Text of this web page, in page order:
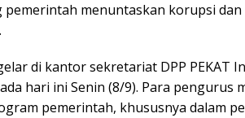
menuntaskan korupsi dan
di kantor sekretariat DPP PEKAT
hari ini Senin (8/9). Para pengurus
pemerintah, khususnya dalam